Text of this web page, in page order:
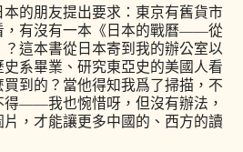
的朋友提出要求：東京有舊貨市
，有沒有一本《日本的戰曆——從
這本書從日本寄到我的辦公室以
系畢業、研究東亞史的美國人看
到的？當他得知我爲了掃描，不
得——我也惋惜呀，但沒有辦法，
，才能讓更多中國的、西方的讀